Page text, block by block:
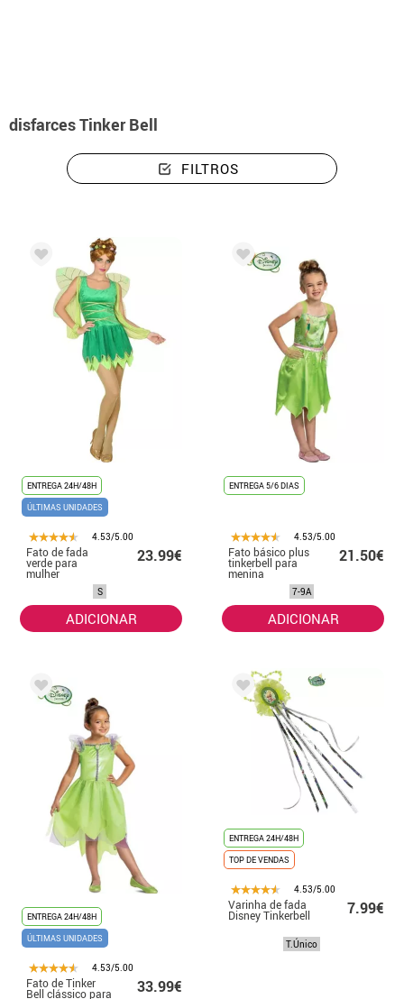
disfarces Tinker Bell
FILTROS
ENTREGA 24H/48H
ÚLTIMAS UNIDADES
4.53/5.00
Fato de fada
verde para
mulher
23.99€
S
ADICIONAR
ENTREGA 5/6 DIAS
4.53/5.00
Fato básico plus
tinkerbell para
menina
21.50€
7-9A
ADICIONAR
ENTREGA 24H/48H
ÚLTIMAS UNIDADES
4.53/5.00
Fato de Tinker
Bell clássico para 33.99€
ENTREGA 24H/48H
TOP DE VENDAS
4.53/5.00
Varinha de fada
Disney Tinkerbell 7.99€
T.Único